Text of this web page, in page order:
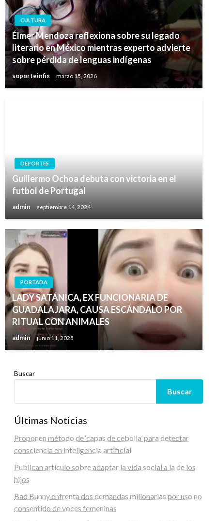
CULTURA
Élmer Mendoza reflexiona sobre su legado
literario en México mientras experto advierte
sobre pérdida de lenguas indígenas
soporteinfix marzo 15, 2026
DEPORTES
Guillermo Ochoa debuta con victoria en el
futbol de Portugal
admin septiembre 14, 2024
PORTADA
LADY SATÁNICA, EX FUNCIONARIA DE
GUADALAJARA, CAUSA ESCÁNDALO POR
RITUAL CON ANIMALES
admin junio 11, 2025
Buscar
Buscar
Últimas Noticias
Proponen método de ‘capas de cebolla’ para detectar
consciencia en inteligencia artificial
Publican artículo sobre adaptar la vida social a la de los
hijos
Bad Bunny enfrenta dos demandas millonarias por uso no
consentido de voces femeninas